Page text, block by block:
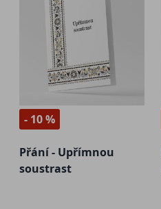
- 10 %
Přání - Upřímnou
soustrast